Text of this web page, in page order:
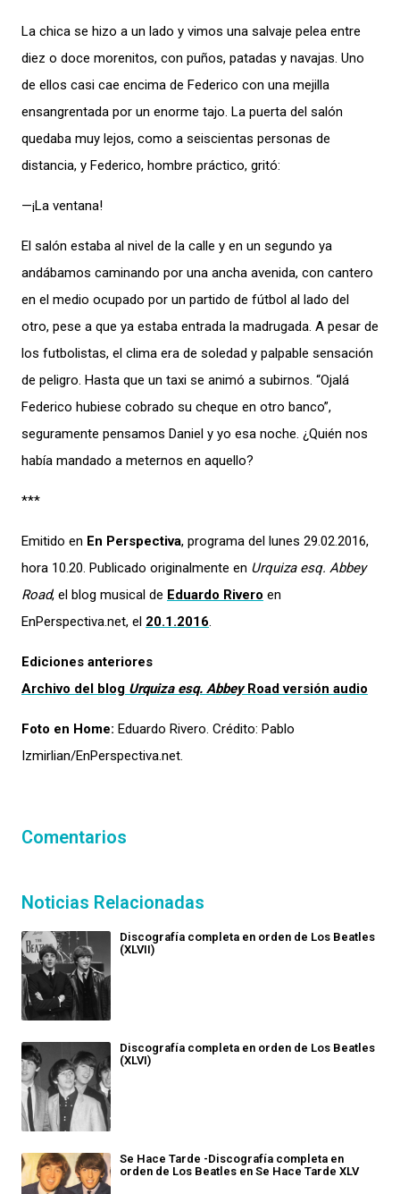
La chica se hizo a un lado y vimos una salvaje pelea entre
diez o doce morenitos, con puños, patadas y navajas. Uno
de ellos casi cae encima de Federico con una mejilla
ensangrentada por un enorme tajo. La puerta del salón
quedaba muy lejos, como a seiscientas personas de
distancia, y Federico, hombre práctico, gritó:
—¡La ventana!
El salón estaba al nivel de la calle y en un segundo ya
andábamos caminando por una ancha avenida, con cantero
en el medio ocupado por un partido de fútbol al lado del
otro, pese a que ya estaba entrada la madrugada. A pesar de
los futbolistas, el clima era de soledad y palpable sensación
de peligro. Hasta que un taxi se animó a subirnos. “Ojalá
Federico hubiese cobrado su cheque en otro banco”,
seguramente pensamos Daniel y yo esa noche. ¿Quién nos
había mandado a meternos en aquello?
***
Emitido en En Perspectiva, programa del lunes 29.02.2016,
hora 10.20. Publicado originalmente en Urquiza esq. Abbey
Road, el blog musical de Eduardo Rivero en
EnPerspectiva.net, el 20.1.2016.
Ediciones anteriores
Archivo del blog Urquiza esq. AbbeyRoad versión audio
Foto en Home: Eduardo Rivero. Crédito: Pablo
Izmirlian/EnPerspectiva.net.
Comentarios
Noticias Relacionadas
Discografía completa en orden de Los Beatles
(XLVII)
Discografía completa en orden de Los Beatles
(XLVI)
Se Hace Tarde -Discografía completa en
orden de Los Beatles en Se Hace Tarde XLV